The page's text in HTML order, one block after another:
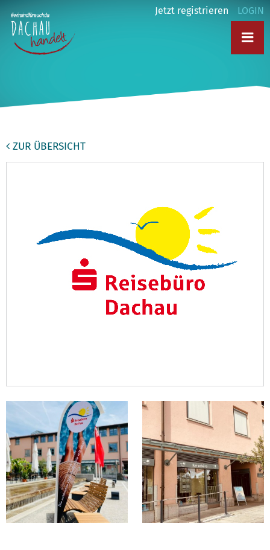
Jetzt registrieren LOGIN
ZUR ÜBERSICHT